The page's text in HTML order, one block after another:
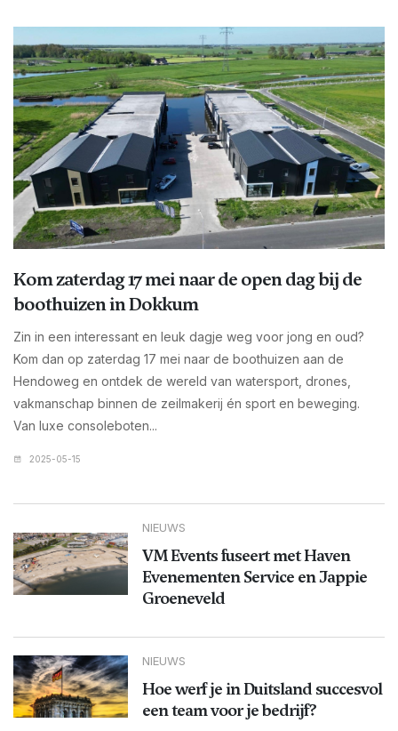
Kom zaterdag 17 mei naar de open dag bij de
boothuizen in Dokkum
Zin in een interessant en leuk dagje weg voor jong en oud?
Kom dan op zaterdag 17 mei naar de boothuizen aan de
Hendoweg en ontdek de wereld van watersport, drones,
vakmanschap binnen de zeilmakerij én sport en beweging.
Van luxe consoleboten...
2025-05-15
NIEUWS
VM Events fuseert met Haven
Evenementen Service en Jappie
Groeneveld
NIEUWS
Hoe werf je in Duitsland succesvol
een team voor je bedrijf?